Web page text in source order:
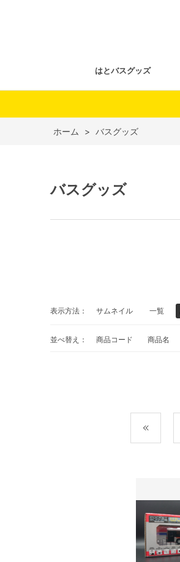
はとバスグッズ
ホーム > バスグッズ
バスグッズ
表示方法： サムネイル 一覧
並べ替え： 商品コード 商品名